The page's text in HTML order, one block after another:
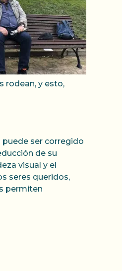
rodean, y esto,
puede ser corregido
de su
visual y el
seres queridos,
permiten